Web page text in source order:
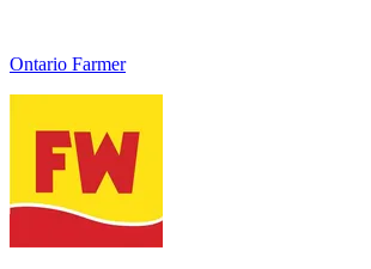
Ontario Farmer